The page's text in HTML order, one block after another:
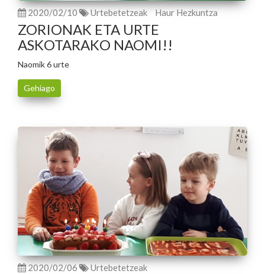
2020/02/10 Urtebetetzeak Haur Hezkuntza
ZORIONAK ETA URTE
ASKOTARAKO NAOMI!!
Naomik 6 urte
Gehiago
2020/02/06 Urtebetetzeak